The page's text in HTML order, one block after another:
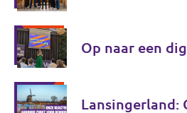
Lansingerland: